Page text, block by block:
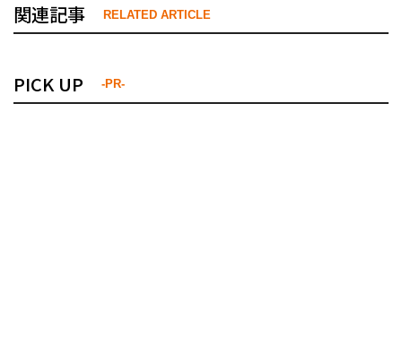
関連記事 RELATED ARTICLE
PICK UP -PR-